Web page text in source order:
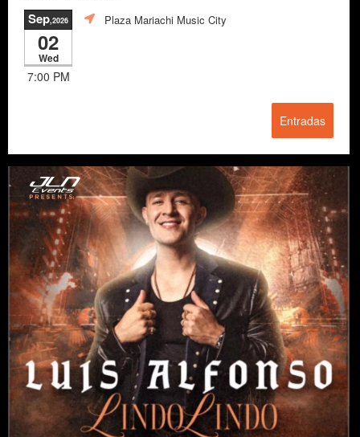
Sep,2026
02
Wed
7:00 PM
Plaza Mariachi Music City
Entradas